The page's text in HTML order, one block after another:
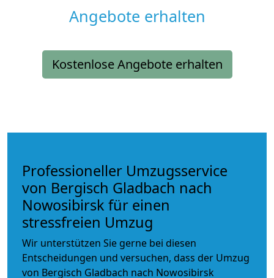
Angebote erhalten
Kostenlose Angebote erhalten
Professioneller Umzugsservice
von Bergisch Gladbach nach
Nowosibirsk für einen
stressfreien Umzug
Wir unterstützen Sie gerne bei diesen
Entscheidungen und versuchen, dass der Umzug
von Bergisch Gladbach nach Nowosibirsk